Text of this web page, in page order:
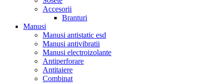
Accesorii
Branturi
Manusi
Manusi antistatic esd
Manusi antivibratii
Manusi electroizolante
Antiperforare
Antitaiere
Combinat